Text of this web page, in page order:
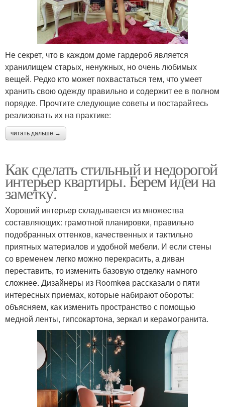
Не секрет, что в каждом доме гардероб является
хранилищем старых, ненужных, но очень любимых
вещей. Редко кто может похвастаться тем, что умеет
хранить свою одежду правильно и содержит ее в полном
порядке. Прочтите следующие советы и постарайтесь
реализовать их на практике:
читать дальше →
Как сделать стильный и недорогой
интерьер квартиры. Берем идеи на
заметку.
Хороший интерьер складывается из множества
составляющих: грамотной планировки, правильно
подобранных оттенков, качественных и тактильно
приятных материалов и удобной мебели. И если стены
со временем легко можно перекрасить, а диван
переставить, то изменить базовую отделку намного
сложнее. Дизайнеры из Roomkea рассказали о пяти
интересных приемах, которые набирают обороты:
объясняем, как изменить пространство с помощью
медной ленты, гипсокартона, зеркал и керамогранита.